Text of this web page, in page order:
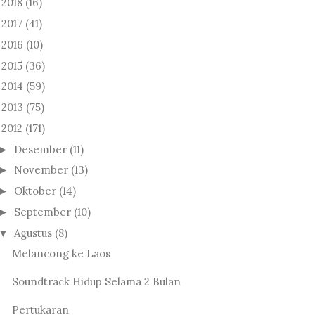
2017 (41)
2016 (10)
2015 (36)
2014 (59)
2013 (75)
2012 (171)
Desember (11)
November (13)
Oktober (14)
September (10)
Agustus (8)
Melancong ke Laos
Soundtrack Hidup Selama 2 Bulan
Pertukaran